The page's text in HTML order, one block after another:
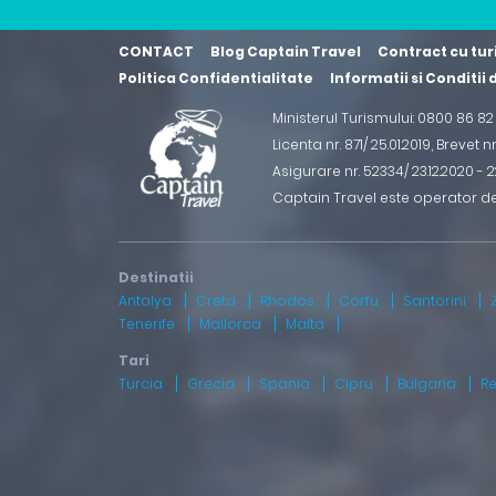
CONTACT Blog Captain Travel
Contract cu
Politica Confidentialitate
Informatii si Conditii
Ministerul Turismului: 0800 86
Licenta nr. 871/ 25.01.2019, Brevet
Asigurare nr. 52334/ 23.12.2020 -
Captain Travel este operator
Antalya Creta Rhodos Corfu Santorini
Tenerife
Mallorca Malta
Turcia Grecia Spania Cipru Bulgaria